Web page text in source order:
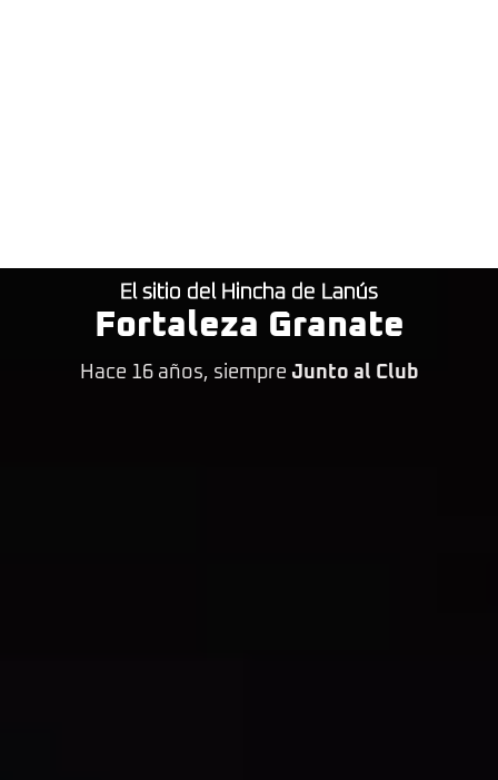
El sitio del Hincha de Lanús
Fortaleza Granate
Hace 16 años, siempre Junto al Club